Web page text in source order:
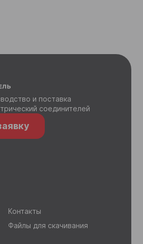
и поставка
соединителей
Контакты
Файлы для скачивания